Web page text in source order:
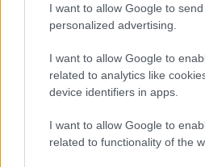
I want to allow Google to
personalized advertising.
I want to allow Google to
related to analytics like
device identifiers in apps.
I want to allow Google to
related to functionality of the
πολίτες. «Αποτρέψαμε
αεροσκαφών από το ISIS
επιθέσεις σε ολόκληρο
ο Νετανιάχου.